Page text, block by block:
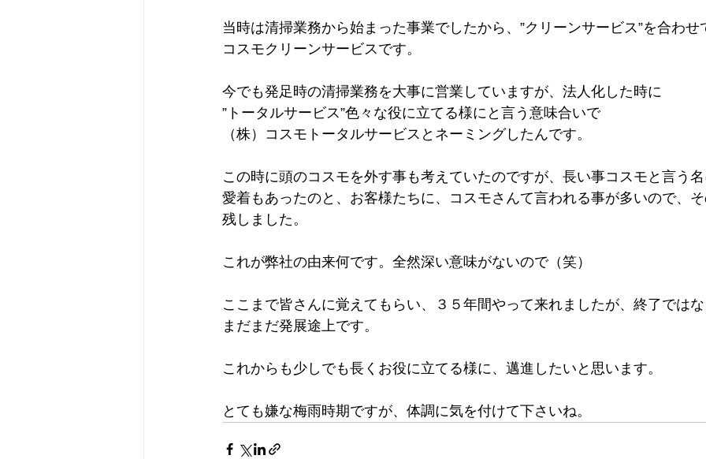
当時は清掃業務から始まった事業でしたから、”クリーンサービス”を合わせ
コスモクリーンサービスです。
今でも発足時の清掃業務を大事に営業していますが、法人化した時に
”トータルサービス”色々な役に立てる様にと言う意味合いで
（株）コスモトータルサービスとネーミングしたんです。
この時に頭のコスモを外す事も考えていたのですが、長い事コスモと言う
愛着もあったのと、お客様たちに、コスモさんて言われる事が多いので、
残しました。
これが弊社の由来何です。全然深い意味がないので（笑）
ここまで皆さんに覚えてもらい、３５年間やって来れましたが、終了では
まだまだ発展途上です。
これからも少しでも長くお役に立てる様に、邁進したいと思います。
とても嫌な梅雨時期ですが、体調に気を付けて下さいね。